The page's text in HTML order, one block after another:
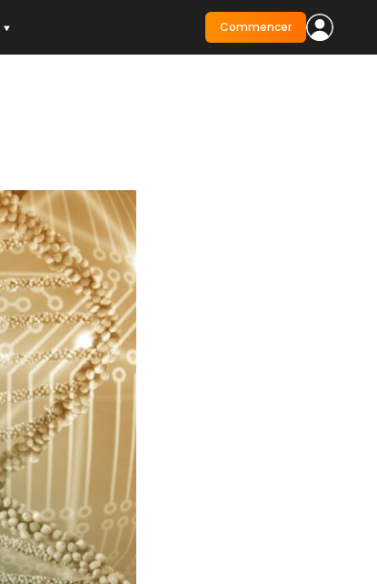
Commencer